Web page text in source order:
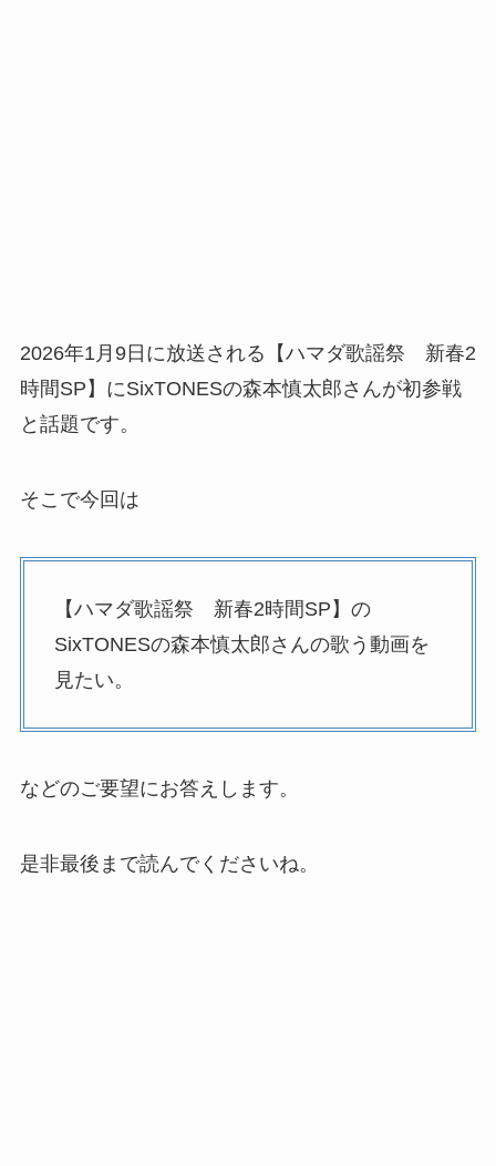
2026年1月9日に放送される【ハマダ歌謡祭 新春2
時間SP】にSixTONESの森本慎太郎さんが初参戦
と話題です。
そこで今回は
【ハマダ歌謡祭 新春2時間SP】の
SixTONESの森本慎太郎さんの歌う動画を
見たい。
などのご要望にお答えします。
是非最後まで読んでくださいね。